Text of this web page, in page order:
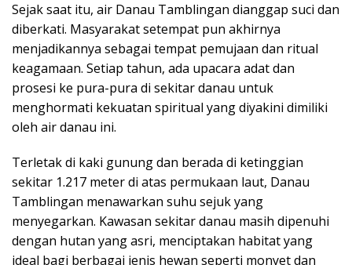
Sejak saat itu, air Danau Tamblingan dianggap suci dan
diberkati. Masyarakat setempat pun akhirnya
menjadikannya sebagai tempat pemujaan dan ritual
keagamaan. Setiap tahun, ada upacara adat dan
prosesi ke pura-pura di sekitar danau untuk
menghormati kekuatan spiritual yang diyakini dimiliki
oleh air danau ini.
Terletak di kaki gunung dan berada di ketinggian
sekitar 1.217 meter di atas permukaan laut, Danau
Tamblingan menawarkan suhu sejuk yang
menyegarkan. Kawasan sekitar danau masih dipenuhi
dengan hutan yang asri, menciptakan habitat yang
ideal bagi berbagai jenis hewan seperti monyet dan